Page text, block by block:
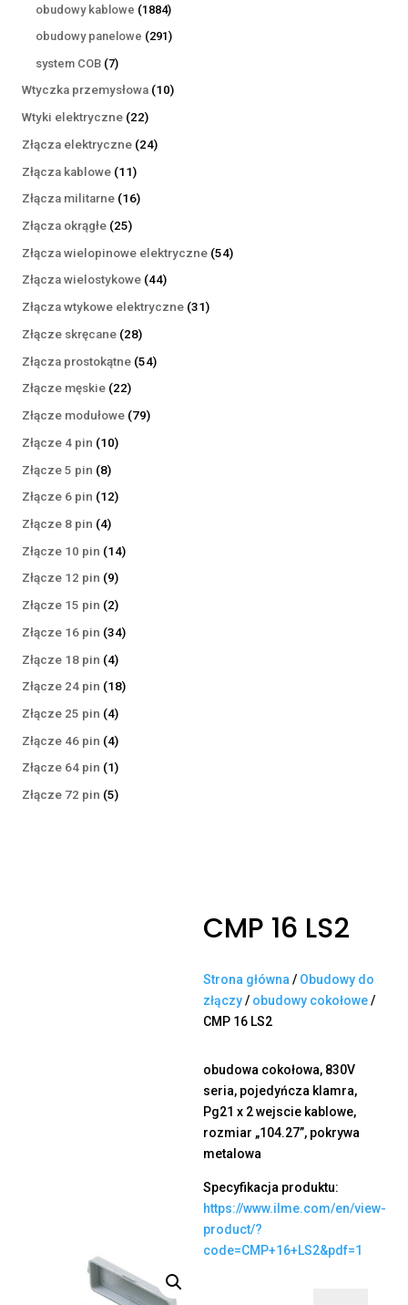
obudowy kablowe 18841884
produkty
obudowy panelowe 291291
system COB 77
produktów
Wtyczka przemysłowa 1010
Wtyki elektryczne 2222
produkty
Złącza elektryczne 2424
Złącza kablowe 1111
produktów
Złącza militarne 1616
Złącza okrągłe 2525
produktów
Złącza wielopinowe elektryczne 5454
Złącza wielostykowe 4444
produkty
Złącza wtykowe elektryczne 3131
Złącze skręcane 2828
produktów
Złącza prostokątne 5454
Złącze męskie 2222
produkty
Złącze modułowe 7979
Złącze 4 pin 1010
Złącze 5 pin 88
produktów
Złącze 6 pin 1212
Złącze 8 pin 44
produkty
Złącze 10 pin 1414
Złącze 12 pin 99
produktów
Złącze 15 pin 22
produkty
Złącze 16 pin 3434
Złącze 18 pin 44
produkty
Złącze 24 pin 1818
Złącze 25 pin 44
produkty
Złącze 46 pin 44
produkty
Złącze 64 pin 11
produkt
Złącze 72 pin 55
CMP 16 LS2
Strona główna / Obudowy do
złączy/ obudowy cokołowe/
CMP 16 LS2
obudowa cokołowa, 830V
seria, pojedyńcza klamra,
Pg21 x 2 wejscie kablowe,
rozmiar „104.27”, pokrywa
metalowa
Specyfikacja produktu:
https://www.ilme.com/en/view-
product/?
code=CMP+16+LS2&pdf=1